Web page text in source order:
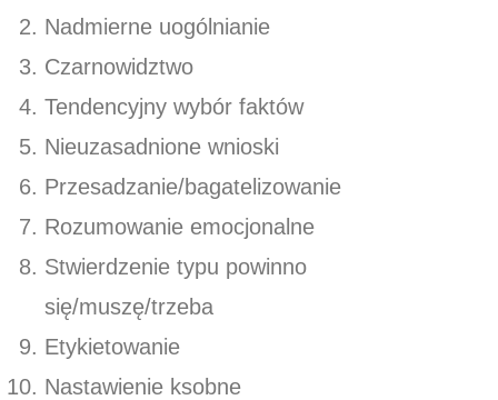
Nadmierne uogólnianie
Czarnowidztwo
Tendencyjny wybór faktów
Nieuzasadnione wnioski
Przesadzanie/bagatelizowanie
Rozumowanie emocjonalne
Stwierdzenie typu powinno
się/muszę/trzeba
Etykietowanie
Nastawienie ksobne